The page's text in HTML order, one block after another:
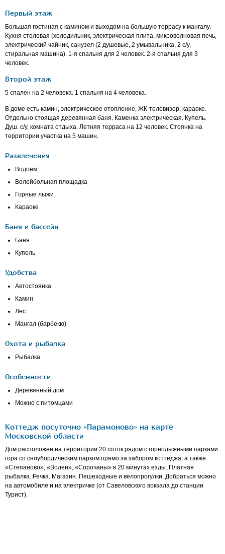
Первый этаж
Большая гостиная с камином и выходом на большую террасу к мангалу.
Кухня столовая (холодильник, электрическая плита, микроволновая печь,
электрический чайник, cанузел (2 душевые, 2 умывальника, 2 с/у,
стиральная машина). 1-я спальня для 2 человек. 2-я спальня для 3
человек.
Второй этаж
5 спален на 2 человека. 1 спальня на 4 человека.
В доме есть камин, электрическое отопление, ЖК-телевизор, караоке.
Отдельно стоящая деревянная баня. Каменка электрическая. Купель.
Душ. с/у, комната отдыха. Летняя терраса на 12 человек. Стоянка на
территории участка на 5 машин.
Развлечения
Водоем
Волейбольная площадка
Горные лыжи
Караоке
Баня и бассейн
Баня
Купель
Удобства
Автостоянка
Камин
Лес
Мангал (барбекю)
Охота и рыбалка
Рыбалка
Особенности
Деревянный дом
Можно с питомцами
Коттедж посуточно «Парамоново» на карте
Московской области
Дом расположен на территории 20 соток рядом с горнолыжными парками:
гора со сноубордическим парком прямо за забором коттеджа, а также
«Степаново», «Волен», «Сорочаны» в 20 минутах езды. Платная
рыбалка. Речка. Магазин. Пешеходные и велопрогулки. Добраться можно
на автомобиле и на электричке (от Савеловского вокзала до станции
Турист).